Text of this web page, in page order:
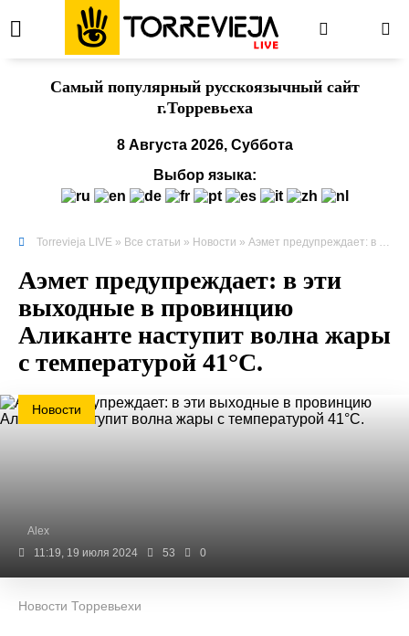
Cамый популярный русскоязычный сайт
г.Торревьеха
8 Августа 2026, Суббота
Выбор языка:
Torrevieja LIVE » Все статьи » Новости » Аэмет предупреждает: в эти выходные в провинцию Аликанте наступит волна жары с температурой 41°C.
Аэмет предупреждает: в эти
выходные в провинцию
Аликанте наступит волна жары
с температурой 41°C.
Новости
Alex
11:19, 19 июля 2024
53 0
Новости Торревьехи